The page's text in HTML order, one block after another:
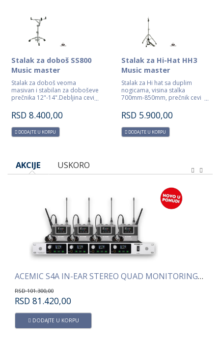
Stalak za doboš SS800
Music master
Stalak za doboš veoma
masivan i stabilan za doboševe
prečnika 12"-14".Debljina cevi
u rasponu od 450mm-550mm
RSD 8.400,00
DODAJTE U KORPU
Stalak za Hi-Hat HH3
Music master
Stalak za Hi hat sa duplim
nogicama, visina stalka
700mm-850mm, prečnik cevi
RSD 5.900,00
DODAJTE U KORPU
AKCIJE USKORO
ACEMIC S4A IN-EAR STEREO QUAD MONITORING SISTEM
RSD 101.300,00
RSD 81.420,00
DODAJTE U KORPU